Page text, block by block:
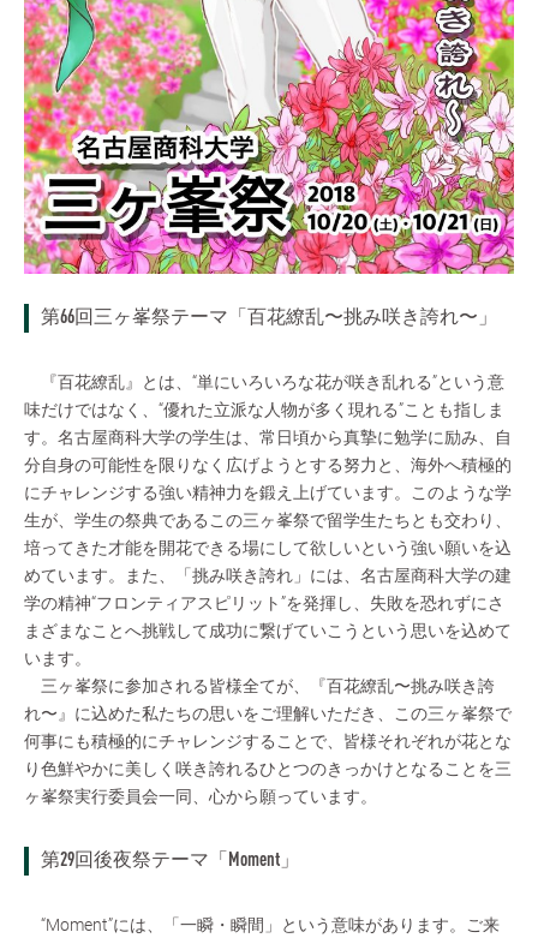
第66回三ヶ峯祭テーマ「百花繚乱〜挑み咲き誇れ〜」
『百花繚乱』とは、“単にいろいろな花が咲き乱れる”という意
味だけではなく、“優れた立派な人物が多く現れる”ことも指しま
す。名古屋商科大学の学生は、常日頃から真摯に勉学に励み、自
分自身の可能性を限りなく広げようとする努力と、海外へ積極的
にチャレンジする強い精神力を鍛え上げています。このような学
生が、学生の祭典であるこの三ヶ峯祭で留学生たちとも交わり、
培ってきた才能を開花できる場にして欲しいという強い願いを込
めています。また、「挑み咲き誇れ」には、名古屋商科大学の建
学の精神“フロンティアスピリット”を発揮し、失敗を恐れずにさ
まざまなことへ挑戦して成功に繋げていこうという思いを込めて
います。
三ヶ峯祭に参加される皆様全てが、『百花繚乱〜挑み咲き誇
れ〜』に込めた私たちの思いをご理解いただき、この三ヶ峯祭で
何事にも積極的にチャレンジすることで、皆様それぞれが花とな
り色鮮やかに美しく咲き誇れるひとつのきっかけとなることを三
ヶ峯祭実行委員会一同、心から願っています。
第29回後夜祭テーマ「Moment」
“Moment”には、「一瞬・瞬間」という意味があります。ご来